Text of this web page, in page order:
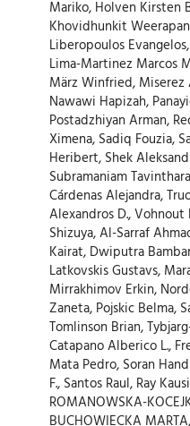
Mariko, Holven Kirsten
Khovidhunkit
Liberopoulos
Lima-Martinez Marcos
März Winfried, Miserez
Nawawi Hapizah,
Postadzhiyan Arman,
Ximena, Sadiq Fouzia,
Heribert, Shek
Subramaniam
Cárdenas Alejandra,
Alexandros D., Vohnout
Shizuya, Al-Sarraf
Kairat, Dwiputra
Latkovskis Gustavs,
Mirrakhimov Erkin,
Zaneta, Pojskic Belma,
Tomlinson Brian,
Catapano Alberico L.,
Mata Pedro, Soran
F., Santos Raul, Ray
ROMANOWSKA-
BUCHOWIECKA